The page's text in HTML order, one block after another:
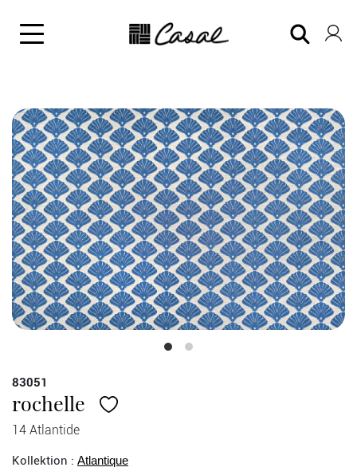
83051
rochelle
14 Atlantide
Kollektion : Atlantique